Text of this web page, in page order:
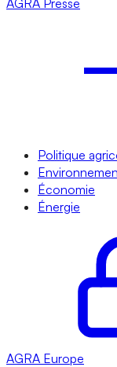
AGRA Presse
Politique
Économie
Énergie
AGRA Europe